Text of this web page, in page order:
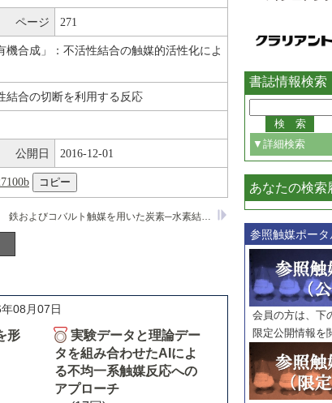
ページ 271
合成」：不活性結合の触媒的活性化によ
結合の切断を利用する反応
公開日 2016-12-01
鉄およびコバルト触媒を用いた炭素─水素結合の直接変換反応
08月07日
形
実験データと理論デー
タを組み合わせたAIによ
る不均一系触媒反応への
アプローチ
書誌情報検索
▼詳細検索
巻・号指定
巻
範囲指定
巻
号
触媒年鑑
年度
記事種別
マーク：
あなたの検索
参照触媒ポータ
会員の方は、下
限定公開情報を